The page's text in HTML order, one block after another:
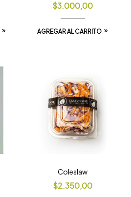
$3.000,00
AGREGAR AL CARRITO
Coleslaw
$2.350,00